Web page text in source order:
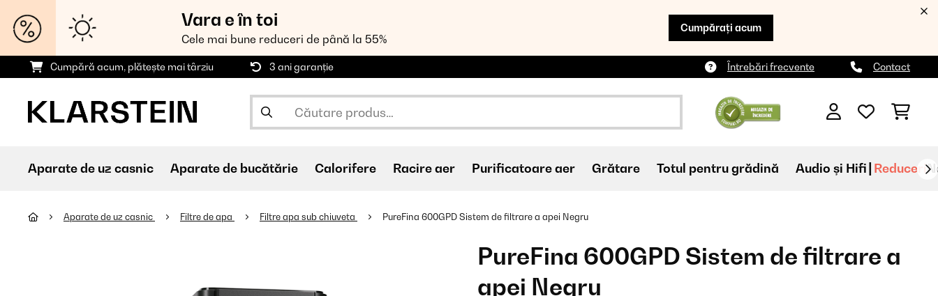
Vara e în toi
Cele mai bune reduceri de până la 55%
Cumpărați acum
Cumpără acum, plătește mai târziu 3 ani garanție Întrebări frecvente Contact
Aparate de uz casnic Aparate de bucătărie Calorifere Racire aer Purificatoare aer Grătare Totul pentru grădină Audio și Hifi Reduceri
Aparate de uz casnic Filtre de apa Filtre apa sub chiuveta PureFina 600GPD Sistem de filtrare a apei Negru
PureFina 600GPD Sistem de filtrare a
apei Negru